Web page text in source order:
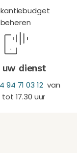
beheren
uw dienst
94 71 03 12van
tot 17.30 uur